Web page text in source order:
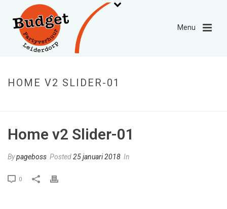
HOME V2 SLIDER-01
Home v2 Slider-01
Bypageboss Posted25 januari 2018 In
0